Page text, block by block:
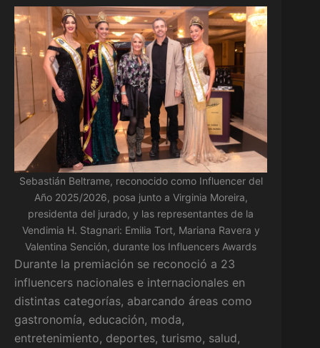
Sebastián Beltrame, reconocido como Influencer del
Año 2025/2026, posa junto a Virginia Moreira,
presidenta del jurado, y las representantes de la
Vendimia H. Stagnari: Emilia Tort, Mariana Ravera y
Valentina Sención, durante los Influencers Awards
Durante la premiación se reconoció a 23
influencers nacionales e internacionales en
distintas categorías, abarcando áreas como
gastronomía, educación, moda,
entretenimiento, deportes, turismo, salud,